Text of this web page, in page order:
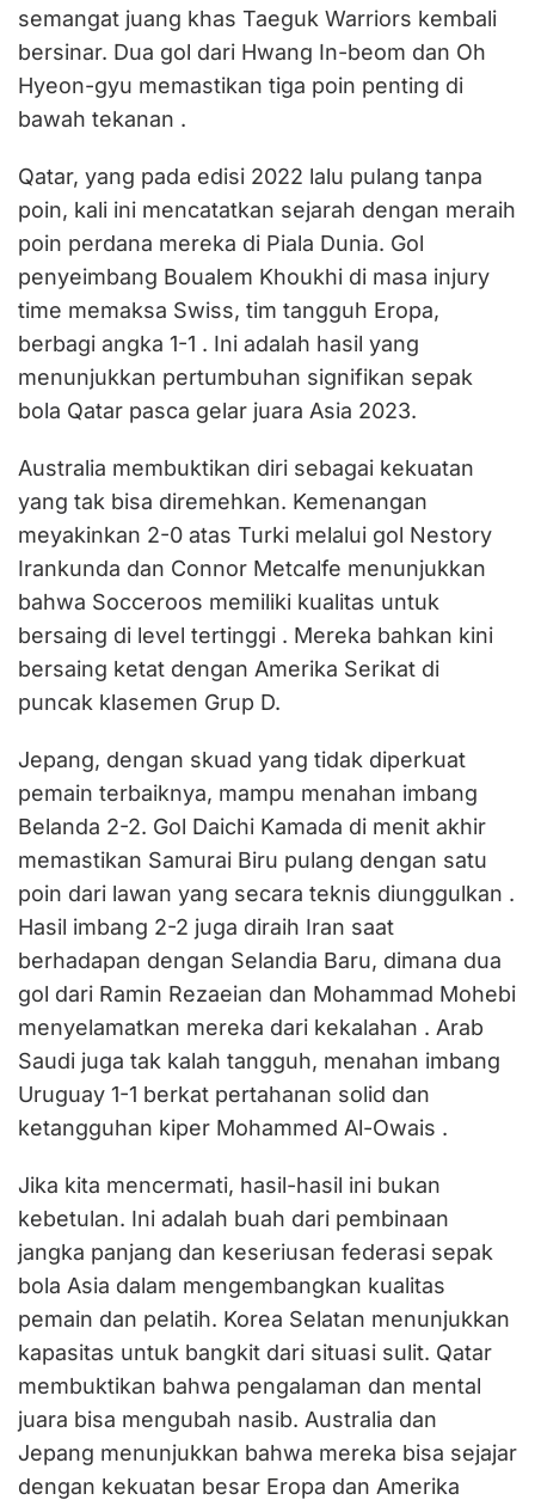
semangat juang khas Taeguk Warriors kembali
bersinar. Dua gol dari Hwang In-beom dan Oh
Hyeon-gyu memastikan tiga poin penting di
bawah tekanan .
‎Qatar, yang pada edisi 2022 lalu pulang tanpa
poin, kali ini mencatatkan sejarah dengan meraih
poin perdana mereka di Piala Dunia. Gol
penyeimbang Boualem Khoukhi di masa injury
time memaksa Swiss, tim tangguh Eropa,
berbagi angka 1-1 . Ini adalah hasil yang
menunjukkan pertumbuhan signifikan sepak
bola Qatar pasca gelar juara Asia 2023.
‎‎Australia membuktikan diri sebagai kekuatan
yang tak bisa diremehkan. Kemenangan
meyakinkan 2-0 atas Turki melalui gol Nestory
Irankunda dan Connor Metcalfe menunjukkan
bahwa Socceroos memiliki kualitas untuk
bersaing di level tertinggi . Mereka bahkan kini
bersaing ketat dengan Amerika Serikat di
puncak klasemen Grup D.
‎‎Jepang, dengan skuad yang tidak diperkuat
pemain terbaiknya, mampu menahan imbang
Belanda 2-2. Gol Daichi Kamada di menit akhir
memastikan Samurai Biru pulang dengan satu
poin dari lawan yang secara teknis diunggulkan .
Hasil imbang 2-2 juga diraih Iran saat
berhadapan dengan Selandia Baru, dimana dua
gol dari Ramin Rezaeian dan Mohammad Mohebi
menyelamatkan mereka dari kekalahan . Arab
Saudi juga tak kalah tangguh, menahan imbang
Uruguay 1-1 berkat pertahanan solid dan
ketangguhan kiper Mohammed Al-Owais .
‎‎Jika kita mencermati, hasil-hasil ini bukan
kebetulan. Ini adalah buah dari pembinaan
jangka panjang dan keseriusan federasi sepak
bola Asia dalam mengembangkan kualitas
pemain dan pelatih. Korea Selatan menunjukkan
kapasitas untuk bangkit dari situasi sulit. Qatar
membuktikan bahwa pengalaman dan mental
juara bisa mengubah nasib. Australia dan
Jepang menunjukkan bahwa mereka bisa sejajar
dengan kekuatan besar Eropa dan Amerika